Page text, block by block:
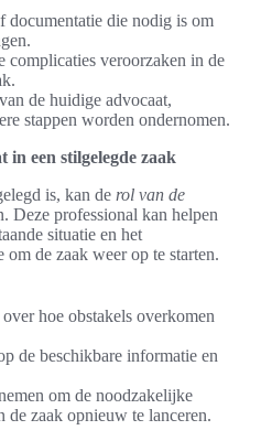
documentatie die nodig is om
complicaties veroorzaken in de
de huidige advocaat,
stappen worden ondernomen.
in een stilgelegde zaak
is, kan de rol van de
Deze professional kan helpen
situatie en het
de zaak weer op te starten.
hoe obstakels overkomen
de beschikbare informatie en
om de noodzakelijke
de zaak opnieuw te lanceren.